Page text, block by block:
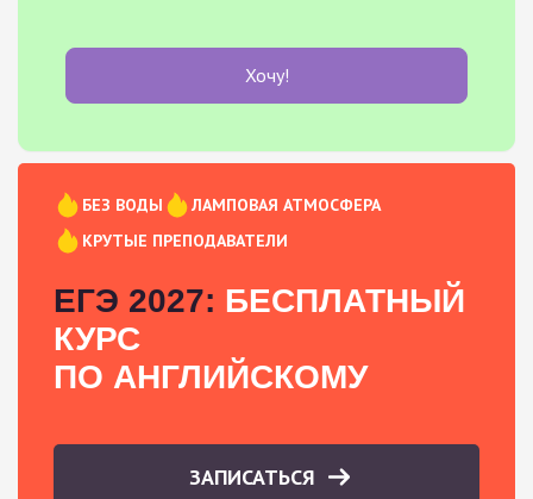
Хочу!
БЕЗ ВОДЫ
ЛАМПОВАЯ АТМОСФЕРА
КРУТЫЕ ПРЕПОДАВАТЕЛИ
ЕГЭ 2027: БЕСПЛАТНЫЙ
КУРС
ПО АНГЛИЙСКОМУ
ЗАПИСАТЬСЯ